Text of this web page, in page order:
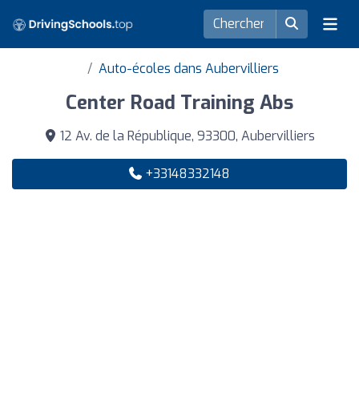
Auto-écoles dans Aubervilliers
Center Road Training Abs
12 Av. de la République, 93300, Aubervilliers
+33148332148